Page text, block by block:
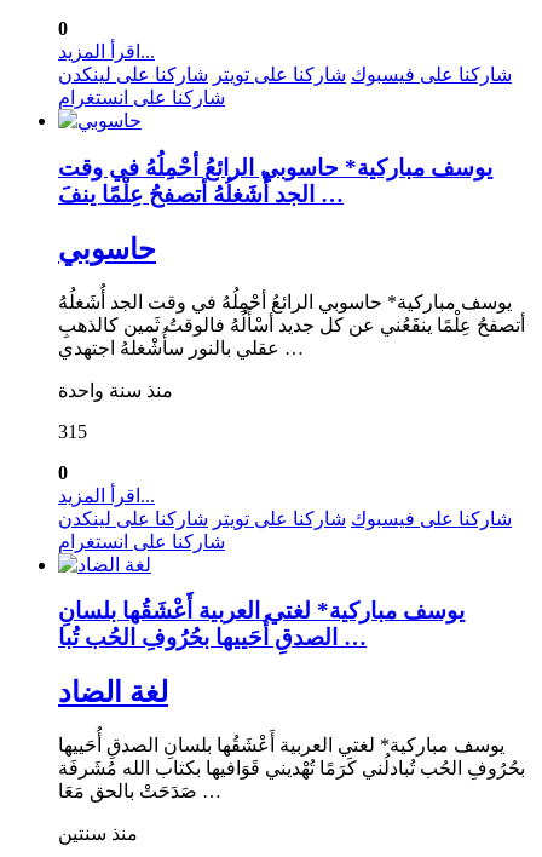
0
اقرأ المزيد...
شاركنا على فيسبوك شاركنا على تويتر شاركنا على لينكدن
شاركنا على انستغرام
يوسف مباركية* حاسوبي الرائعُ أحْمِلُهُ في وقت
الجد أُشَغلُهُ أتصفحُ عِلْمًا ينفَ …
حاسوبي
يوسف مباركية* حاسوبي الرائعُ أحْمِلُهُ في وقت الجد أُشَغلُهُ
أتصفحُ عِلْمًا ينفَعُني عن كل جديد أسْأَلُهُ فالوقتُ ثَمين كالذهبِ
عقلي بالنور سأُشْغلهُ اجتهدي …
منذ سنة واحدة
315
0
اقرأ المزيد...
شاركنا على فيسبوك شاركنا على تويتر شاركنا على لينكدن
شاركنا على انستغرام
يوسف مباركية* لغتي العربية أَعْشَقُها بلسانِ
الصدقِ أُحَييها بحُرُوفِ الحُب تُبا …
لغة الضاد
يوسف مباركية* لغتي العربية أَعْشَقُها بلسانِ الصدقِ أُحَييها
بحُرُوفِ الحُب تُبادلُني كَرَمًا تُهْديني قَوَافيها بكتاب الله مُشَرفَة
صَدَحَتْ بالحق مَعَا …
منذ سنتين